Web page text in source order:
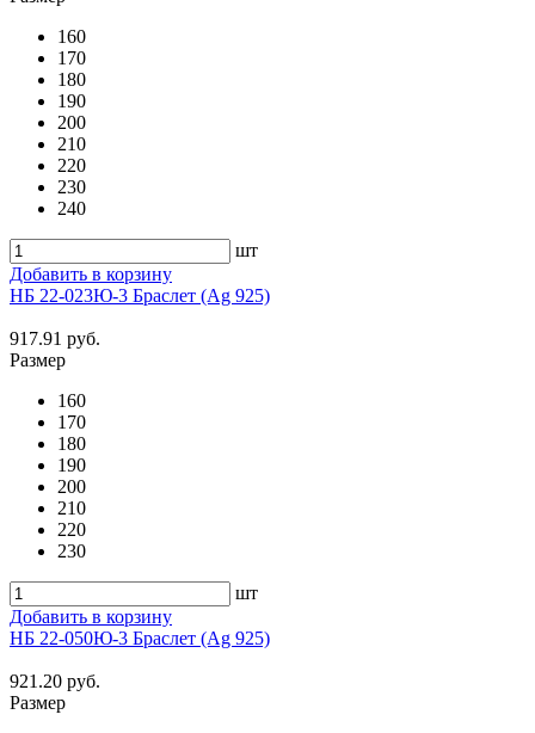
160
170
180
190
200
210
220
230
240
шт
Добавить в корзину
НБ 22-023Ю-3 Браслет (Ag 925)
917.91 руб.
Размер
160
170
180
190
200
210
220
230
шт
Добавить в корзину
НБ 22-050Ю-3 Браслет (Ag 925)
921.20 руб.
Размер